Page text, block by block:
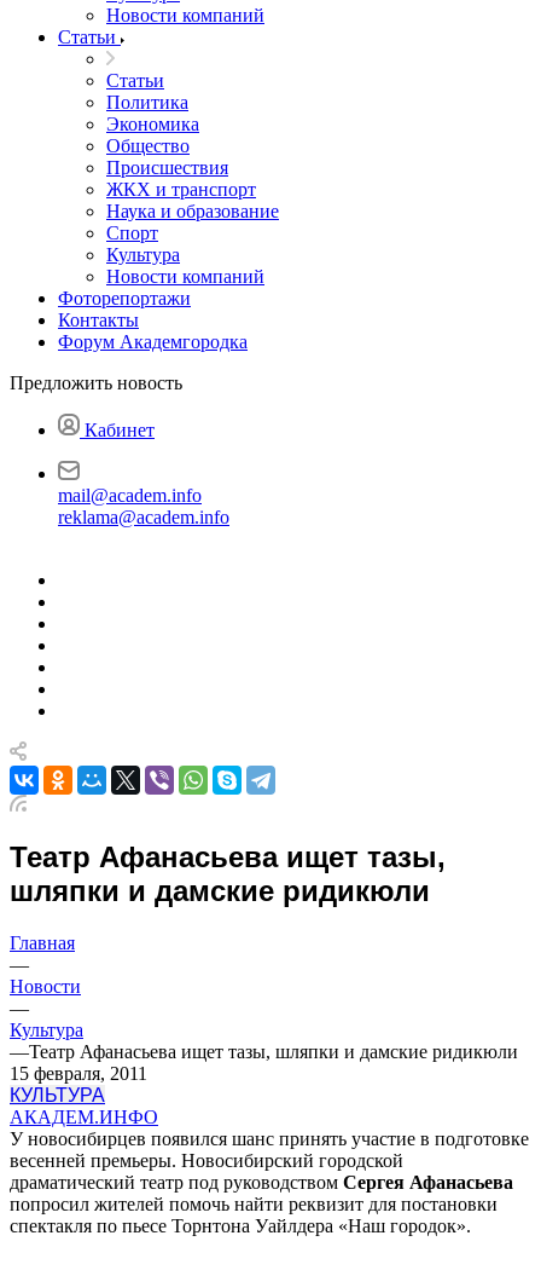
Новости компаний
Статьи
Статьи
Политика
Экономика
Общество
Происшествия
ЖКХ и транспорт
Наука и образование
Спорт
Культура
Новости компаний
Фоторепортажи
Контакты
Форум Академгородка
Предложить новость
Кабинет
mail@academ.info
reklama@academ.info
Театр Афанасьева ищет тазы,
шляпки и дамские ридикюли
Главная
—
Новости
—
Культура
—Театр Афанасьева ищет тазы, шляпки и дамские ридикюли
15 февраля, 2011
КУЛЬТУРА
АКАДЕМ.ИНФО
У новосибирцев появился шанс принять участие в подготовке
весенней премьеры. Новосибирский городской
драматический театр под руководством Сергея Афанасьева
попросил жителей помочь найти реквизит для постановки
спектакля по пьесе Торнтона Уайлдера «Наш городок».